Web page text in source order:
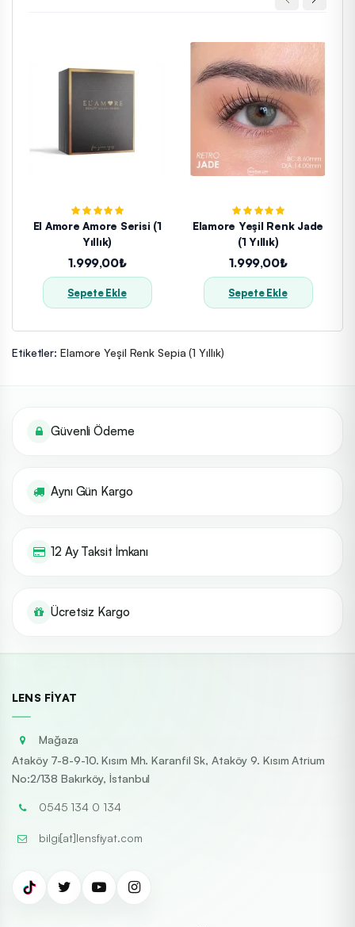
El Amore Amore Serisi (1
Yıllık)
1.999,00₺
Sepete Ekle
Elamore Yeşil Renk Jade
(1 Yıllık)
1.999,00₺
Sepete Ekle
Etiketler: Elamore Yeşil Renk Sepia (1 Yıllık)
Güvenli Ödeme
Aynı Gün Kargo
12 Ay Taksit İmkanı
Ücretsiz Kargo
LENS FIYAT
Mağaza
Ataköy 7-8-9-10. Kısım Mh. Karanfil Sk, Ataköy 9. Kısım Atrium
No:2/138 Bakırköy, İstanbul
0545 134 0 134
bilgi[at]lensfiyat.com